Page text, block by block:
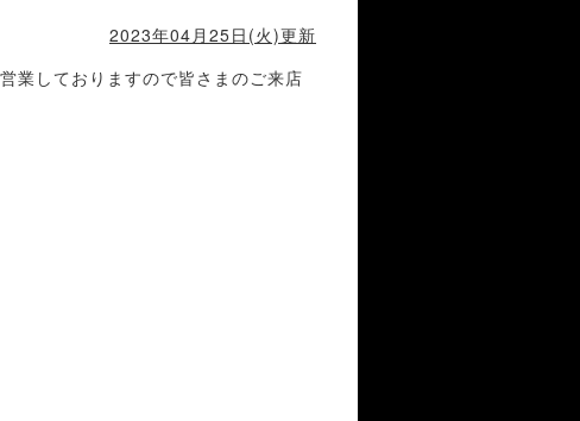
2023年04月25日(火)更新
業しておりますので皆さまのご来店